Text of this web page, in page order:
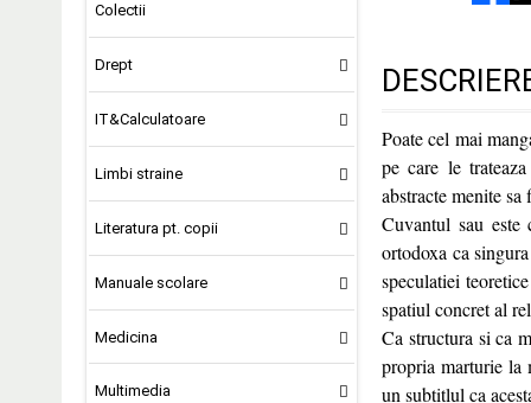
Colectii
Drept
IT&Calculatoare
Limbi straine
Literatura pt. copii
Manuale scolare
Medicina
Multimedia
Poate cel mai
pe care le
abstracte menite
Cuvantul sau este
ortodoxa ca
speculatiei
spatiul concret al
Ca structura si ca
propria marturie
un subtitlul ca